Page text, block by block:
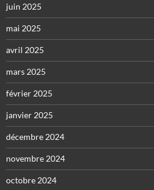
juin 2025
mai 2025
avril 2025
mars 2025
février 2025
janvier 2025
décembre 2024
novembre 2024
octobre 2024